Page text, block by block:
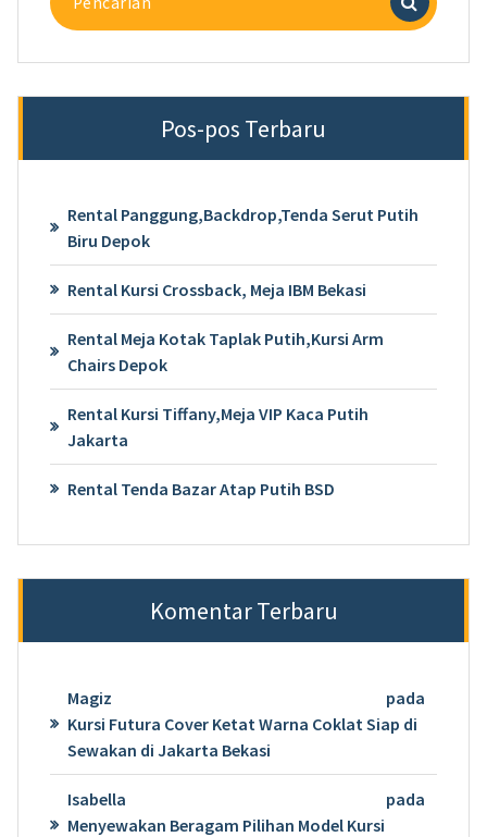
untuk:
Pos-pos Terbaru
Rental Panggung,Backdrop,Tenda Serut Putih
Biru Depok
Rental Kursi Crossback, Meja IBM Bekasi
Rental Meja Kotak Taplak Putih,Kursi Arm
Chairs Depok
Rental Kursi Tiffany,Meja VIP Kaca Putih
Jakarta
Rental Tenda Bazar Atap Putih BSD
Komentar Terbaru
Magiz
pada
Kursi Futura Cover Ketat Warna Coklat Siap di
Sewakan di Jakarta Bekasi
Isabella
pada
Menyewakan Beragam Pilihan Model Kursi